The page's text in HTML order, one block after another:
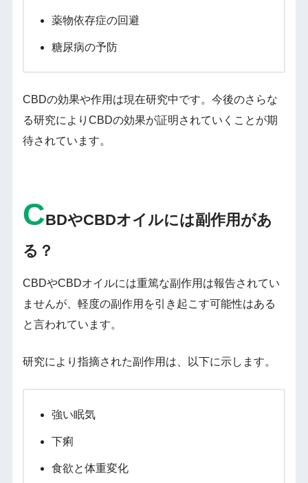
薬物依存症の回避
糖尿病の予防
CBDの効果や作用は現在研究中です。今後のさらな
る研究によりCBDの効果が証明されていくことが期
待されています。
CBDやCBDオイルには副作用があ
る？
CBDやCBDオイルには重篤な副作用は報告されてい
ませんが、軽度の副作用を引き起こす可能性はある
と言われています。
研究により指摘された副作用は、以下に示します。
強い眠気
下痢
食欲と体重変化